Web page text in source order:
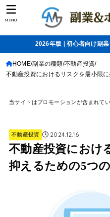
MENU
2026年版 | 初心者向け副
HOME 副業の種類 不動産投資
不動産投資におけるリスクを最小限
当サイトはプロモーションが含まれて
不動産投資 2024.12.16
不動産投資におけ
抑えるための5つ